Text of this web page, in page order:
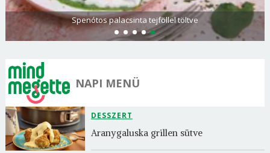
Spenótos palacsinta tejföllel töltve
NAPI MENÜ
DESSZERT
Aranygaluska grillen sütve